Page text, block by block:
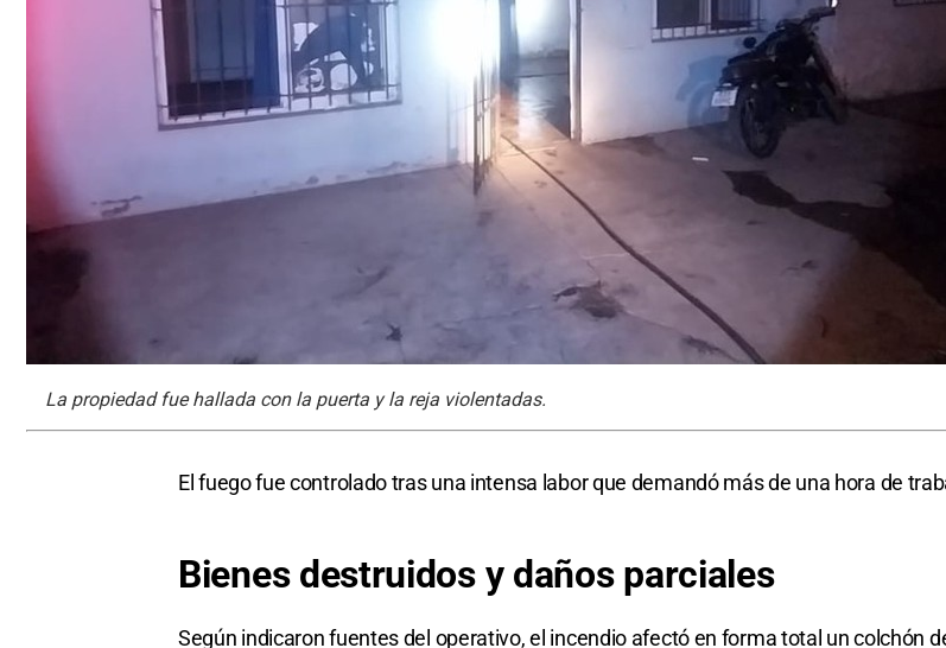
La propiedad fue hallada con la puerta y la reja violentadas.
El fuego fue controlado tras una intensa labor que demandó más de una hora de
Bienes destruidos y daños parciales
Según indicaron fuentes del operativo, el incendio afectó en forma total un colchón